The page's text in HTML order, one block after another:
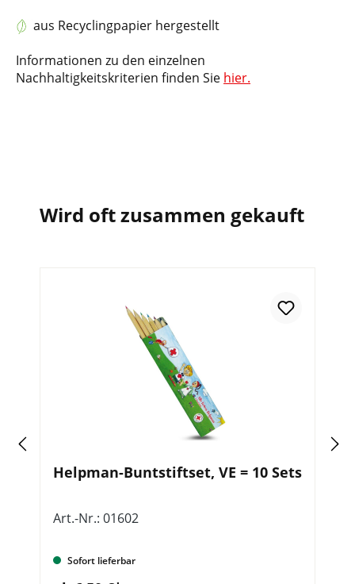
aus Recyclingpapier hergestellt
Informationen zu den einzelnen
Nachhaltigkeitskriterien finden Sie hier.
Wird oft zusammen gekauft
Helpman-Buntstiftset, VE = 10 Sets
Art.-Nr.: 01602
Sofort lieferbar